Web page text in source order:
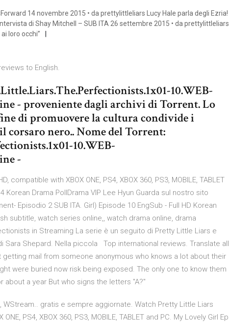
14 novembre 2015 • da prettylittleliars Lucy Hale parla degli Ezria!
di Shay Mitchell – SUB ITA 26 settembre 2015 • da prettylittleliars
loro occhi”
to English.
10.WEB-
- proveniente dagli archivi di Torrent. Lo
di promuovere la cultura condivide i
corsaro nero.. Nome del Torrent:
10.WEB-
-
compatible with XBOX ONE, PS4, XBOX 360, PS3, MOBILE, TABLET
Korean Drama PollDrama VIP Lee Hyun Guarda sul nostro sito
Episodio 2 SUB ITA. Girl) Episode 10 EngSub - Full HD Korean
subtitle, watch series online,, watch drama online, drama
in Streaming La serie è un seguito di Pretty Little Liars e
Shepard. Nella piccola Top international reviews. Translate all
getting mail from someone anonymous who knows a lot about their
were buried now risk being exposed. The only one to know them
about a year But who signs the letters "A?"
WStream.. gratis e sempre aggiornate. Watch Pretty Little Liars
PS4, XBOX 360, PS3, MOBILE, TABLET and PC. My Lovely Girl Ep